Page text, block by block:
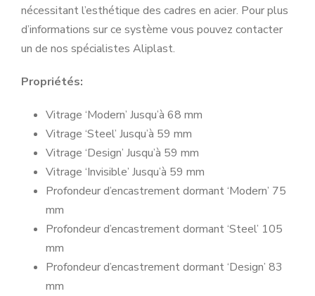
nécessitant l’esthétique des cadres en acier. Pour plus
d’informations sur ce système vous pouvez contacter
un de nos spécialistes Aliplast.
Propriétés:
Vitrage ‘Modern’ Jusqu’à 68 mm
Vitrage ‘Steel’ Jusqu’à 59 mm
Vitrage ‘Design’ Jusqu’à 59 mm
Vitrage ‘Invisible’ Jusqu’à 59 mm
Profondeur d’encastrement dormant ‘Modern’ 75
mm
Profondeur d’encastrement dormant ‘Steel’ 105
mm
Profondeur d’encastrement dormant ‘Design’ 83
mm